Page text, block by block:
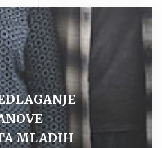
MLADIH